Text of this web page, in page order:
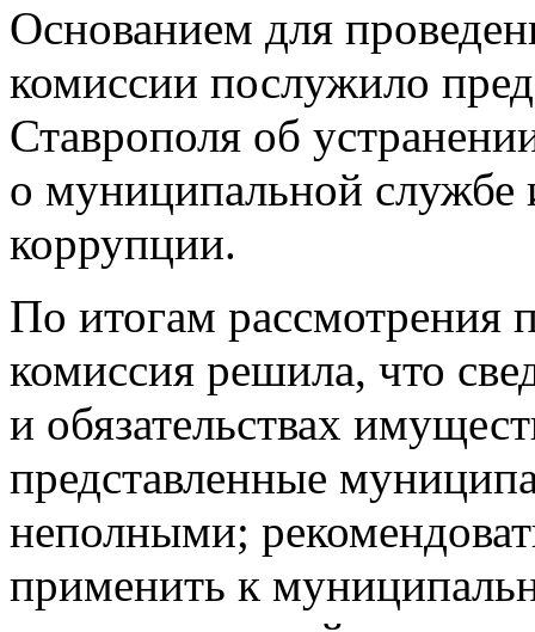
Основанием для
комиссии послужило
Ставрополя об
о муниципальной службе
коррупции.
По итогам
комиссия решила, что
и обязательствах
представленные
неполными;
применить к